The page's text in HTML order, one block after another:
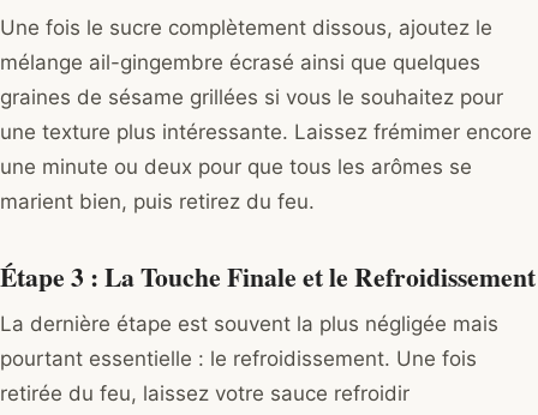
Une fois le sucre complètement dissous, ajoutez le
mélange ail-gingembre écrasé ainsi que quelques
graines de sésame grillées si vous le souhaitez pour
une texture plus intéressante. Laissez frémimer encore
une minute ou deux pour que tous les arômes se
marient bien, puis retirez du feu.
Étape 3 : La Touche Finale et le Refroidissement
La dernière étape est souvent la plus négligée mais
pourtant essentielle : le refroidissement. Une fois
retirée du feu, laissez votre sauce refroidir